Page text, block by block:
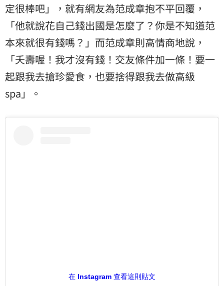
定很棒吧」，就有網友為范成章抱不平回覆，
「他就說花自己錢出國是怎麼了？你是不知道范
本來就很有錢嗎？」而范成章則高情商地說，
「夭壽喔！我才沒有錢！交友條件加一條！要一
起跟我去搶珍愛食，也要捨得跟我去做高級
spa」。
在 Instagram 查看這則貼文